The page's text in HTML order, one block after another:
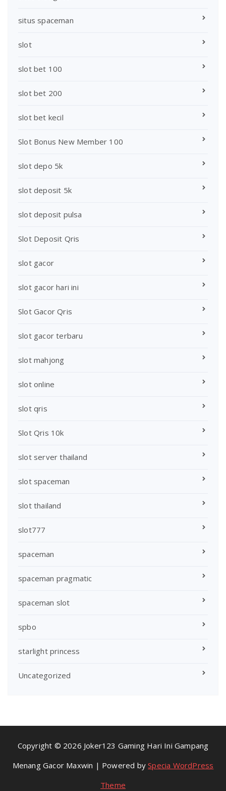
situs spaceman
slot
slot bet 100
slot bet 200
slot bet kecil
Slot Bonus New Member 100
slot depo 5k
slot deposit 5k
slot deposit pulsa
Slot Deposit Qris
slot gacor
slot gacor hari ini
Slot Gacor Qris
slot gacor terbaru
slot mahjong
slot online
slot qris
Slot Qris 10k
slot server thailand
slot spaceman
slot thailand
slot777
spaceman
spaceman pragmatic
spaceman slot
spbo
starlight princess
Uncategorized
Copyright © 2026 Joker123 Gaming Hari Ini Gampang
Menang Gacor Maxwin | Powered bySpecia WordPress
Theme